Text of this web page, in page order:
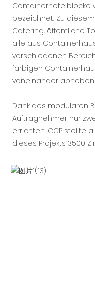
Containerhotelblöcke
bezeichnet. Zu
Catering, öffentliche
alle aus
verschiedenen
farbigen
voneinander abheben.
Dank des modularen
Auftragnehmer nur
errichten. CCP stellte
dieses Projekts 3500